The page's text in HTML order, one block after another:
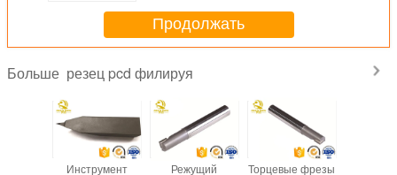
инструменты для фрезерного
производства ПВХ Гранитный
мрамор И Ce
Продолжать
Больше резец pcd филируя
Инструмент Режущий Торцевые фрезы